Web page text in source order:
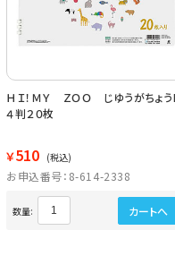
ＨＩ！ＭＹ ＺＯＯ じゆうがちょう
４判２０枚
￥510 (税込)
お申込番号：8-614-2338
数量: カートへ